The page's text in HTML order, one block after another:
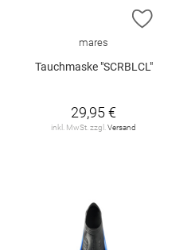
ZUR
mares
Tauchmaske "SCRBLCL"
29,95 €
inkl. MwSt. zzgl. Versand